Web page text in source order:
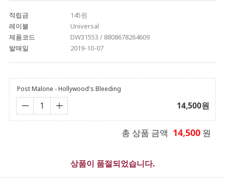
적립금
145원
레이블
Universal
제품코드
DW31553 / 8808678264609
발매일
2019-10-07
Post Malone - Hollywood's Bleeding
14,500원
총 상품 금액 14,500 원
상품이 품절되었습니다.